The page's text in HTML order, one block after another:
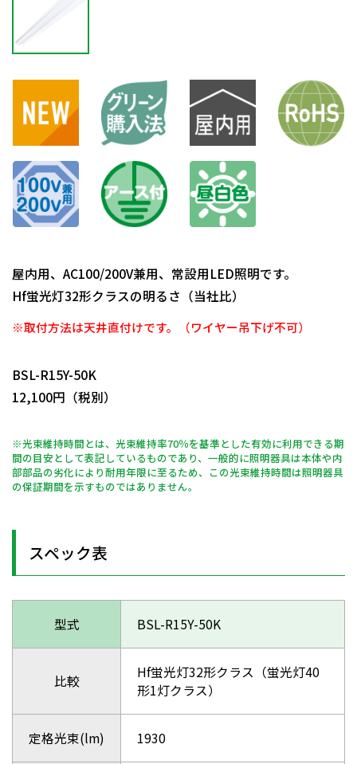
屋内用、AC100/200V兼用、常設用LED照明です。
Hf蛍光灯32形クラスの明るさ（当社比）
※取付方法は天井直付けです。（ワイヤー吊下げ不可）
BSL-R15Y-50K
12,100円（税別）
※光束維持時間とは、光束維持率70％を基準とした有効に利用できる期
間の目安として表記しているものであり、一般的に照明器具は本体や内
部部品の劣化により耐用年限に至るため、この光束維持時間は照明器具
の保証期間を示すものではありません。
スペック表
型式 BSL-R15Y-50K
比較
Hf蛍光灯32形クラス（蛍光灯40
形1灯クラス）
定格光束(lm) 1930